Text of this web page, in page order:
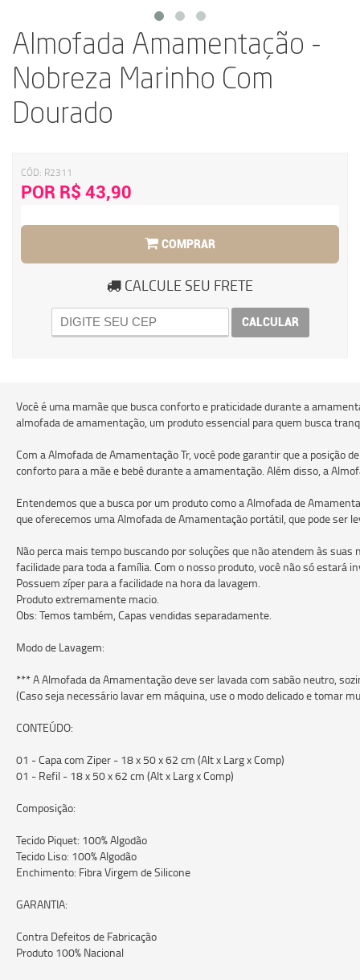
Almofada Amamentação -
Nobreza Marinho Com
Dourado
CÓD: R2311
POR R$ 43,90
COMPRAR
CALCULE SEU FRETE
CALCULAR
Você é uma mamãe que busca conforto e praticidade durante a
almofada de amamentação, um produto essencial para quem busca
Com a Almofada de Amamentação Tr, você pode garantir que a posição
conforto para a mãe e bebê durante a amamentação. Além disso, a
Entendemos que a busca por um produto como a Almofada de
que oferecemos uma Almofada de Amamentação portátil, que pode ser
Não perca mais tempo buscando por soluções que não atendem às
facilidade para toda a família. Com o nosso produto, você não só estará
Possuem zíper
Produto extremamente macio.
Obs: Temos também, Capas vendidas separadamente.
Modo de Lavagem:
*** A Almofada da Amamentação deve ser lavada com sabão neutro,
(Caso seja necessário lavar em máquina, use o modo delicado e tomar
CONTEÚDO:
01 - Capa com Ziper - 18 x 50 x 62 cm (Alt x Larg x Comp)
01 - Refil - 18 x 50 x 62 cm (Alt x Larg x Comp)
Composição:
Tecido Piquet: 100% Algodão
Tecido Liso: 100% Algodão
Enchimento: Fibra Virgem de Silicone
GARANTIA:
Contra Defeitos de Fabricação
Produto 100% Nacional